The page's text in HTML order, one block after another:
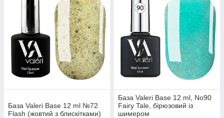
База Valeri Base 12 ml №72
Flash (жовтий з блискітками)
База Valeri Base 12 ml, No90
Fairy Tale, бірюзовий із
шимером